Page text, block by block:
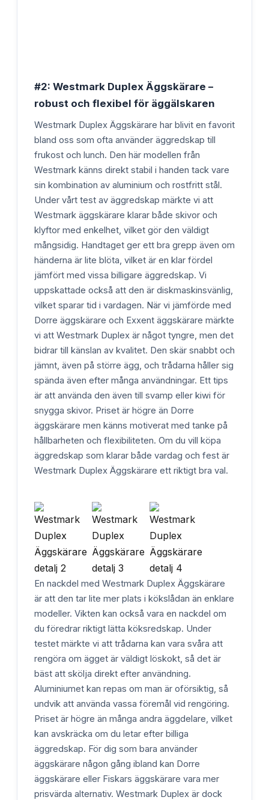
#2: Westmark Duplex Äggskärare –
robust och flexibel för äggälskaren
Westmark Duplex Äggskärare har blivit en favorit
bland oss som ofta använder äggredskap till
frukost och lunch. Den här modellen från
Westmark känns direkt stabil i handen tack vare
sin kombination av aluminium och rostfritt stål.
Under vårt test av äggredskap märkte vi att
Westmark äggskärare klarar både skivor och
klyftor med enkelhet, vilket gör den väldigt
mångsidig. Handtaget ger ett bra grepp även om
händerna är lite blöta, vilket är en klar fördel
jämfört med vissa billigare äggredskap. Vi
uppskattade också att den är diskmaskinsvänlig,
vilket sparar tid i vardagen. När vi jämförde med
Dorre äggskärare och Exxent äggskärare märkte
vi att Westmark Duplex är något tyngre, men det
bidrar till känslan av kvalitet. Den skär snabbt och
jämnt, även på större ägg, och trådarna håller sig
spända även efter många användningar. Ett tips
är att använda den även till svamp eller kiwi för
snygga skivor. Priset är högre än Dorre
äggskärare men känns motiverat med tanke på
hållbarheten och flexibiliteten. Om du vill köpa
äggredskap som klarar både vardag och fest är
Westmark Duplex Äggskärare ett riktigt bra val.
En nackdel med Westmark Duplex Äggskärare
är att den tar lite mer plats i kökslådan än enklare
modeller. Vikten kan också vara en nackdel om
du föredrar riktigt lätta köksredskap. Under
testet märkte vi att trådarna kan vara svåra att
rengöra om ägget är väldigt löskokt, så det är
bäst att skölja direkt efter användning.
Aluminiumet kan repas om man är oförsiktig, så
undvik att använda vassa föremål vid rengöring.
Priset är högre än många andra äggdelare, vilket
kan avskräcka om du letar efter billiga
äggredskap. För dig som bara använder
äggskärare någon gång ibland kan Dorre
äggskärare eller Fiskars äggskärare vara mer
prisvärda alternativ. Westmark Duplex är dock